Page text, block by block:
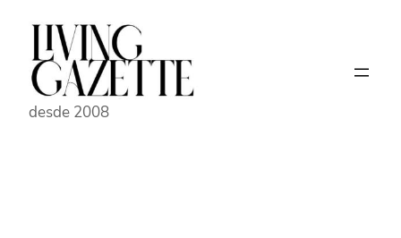
Pular
conteúdo
desde 2008